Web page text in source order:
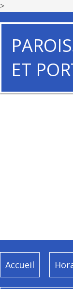
>
ET
Accueil